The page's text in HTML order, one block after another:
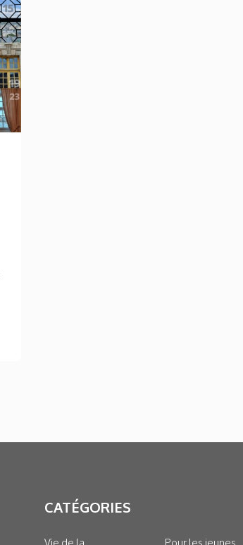
CATÉGORIES
Vie de la Pour les jeunes